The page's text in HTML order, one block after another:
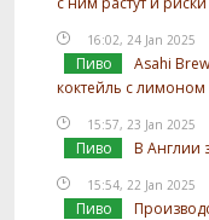
16:02, 24 Jan 2025
Пиво
Asahi
коктейль с лимоном
15:57, 23 Jan 2025
Пиво В Англии
15:54, 22 Jan 2025
Пиво